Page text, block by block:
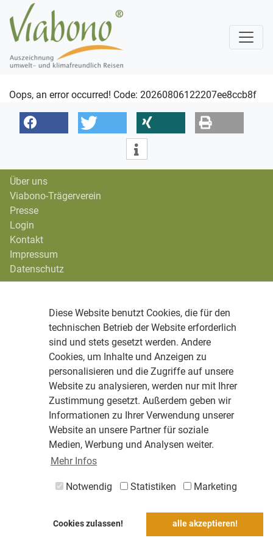
Diese Website benutzt Cookies, die für den
technischen Betrieb der Website erforderlich
sind und stets gesetzt werden. Andere
Cookies, um Inhalte und Anzeigen zu
personalisieren und die Zugriffe auf unsere
Website zu analysieren, werden nur mit Ihrer
Zustimmung gesetzt. Außerdem geben wir
Informationen zu Ihrer Verwendung unserer
Website an unsere Partner für soziale
Medien, Werbung und Analysen weiter.
Mehr Infos
Notwendig Statistiken Marketing
Cookies zulassen! alle akzeptieren!
Oops, an error occurred! Code: 20260806122207ee8ccb8f
Über uns
Viabono-Trägerverein
Presse
Login
Kontakt
Impressum
Datenschutz